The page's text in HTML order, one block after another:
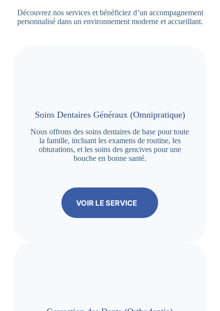
Découvrez nos services et bénéficiez d’un accompagnement
personnalisé dans un environnement moderne et accueillant.
Soins Dentaires Généraux (Omnipratique)
Nous offrons des soins dentaires de base pour toute
la famille, incluant les examens de routine, les
obturations, et les soins des gencives pour une
bouche en bonne santé.
VOIR LE SERVICE